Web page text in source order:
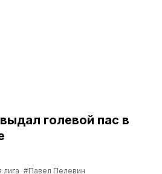
голевой пас в
#Павел Пелевин